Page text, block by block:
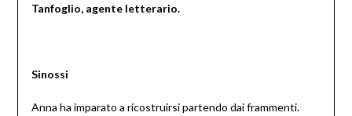
Tanfoglio, agente letterario.
Sinossi
Anna ha imparato a ricostruirsi partendo dai frammenti.